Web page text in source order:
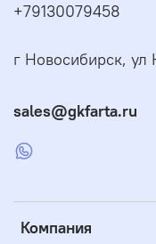
Компания
+79130079458
г Новосибирск, ул
sales@gkfarta.ru